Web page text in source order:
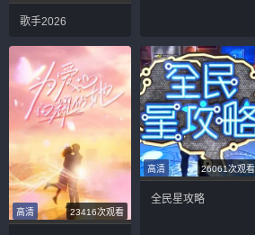
歌手2026
高清 23416次观看
高清 26061次观看
全民星攻略